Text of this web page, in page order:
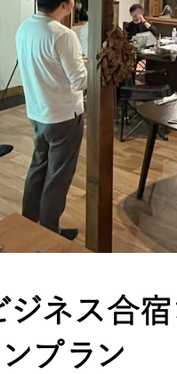
ジネス合
プラン